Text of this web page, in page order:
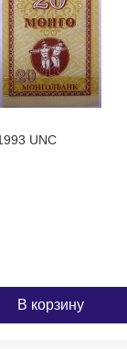
Монголия 20 мунгу 1993 UNC
В корзину